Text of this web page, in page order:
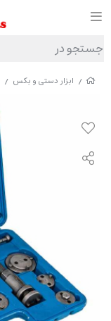
/ ابزار دستی و بکس /